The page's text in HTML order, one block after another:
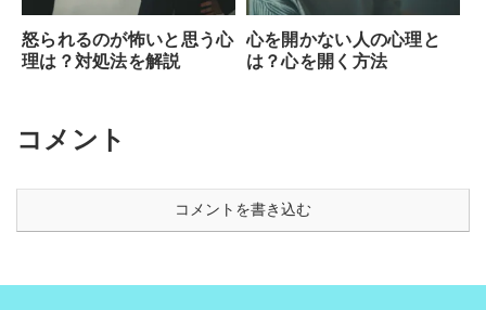
怒られるのが怖いと思う心
理は？対処法を解説
心を開かない人の心理と
は？心を開く方法
コメント
コメントを書き込む